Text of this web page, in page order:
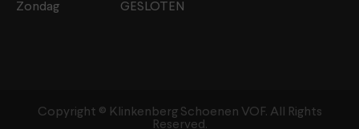
Zondag GESLOTEN
Copyright ©️ Klinkenberg Schoenen VOF. All Rights
Reserved.